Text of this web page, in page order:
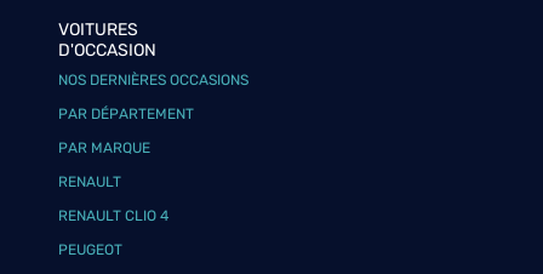
VOITURES
D'OCCASION
NOS DERNIÈRES OCCASIONS
PAR DÉPARTEMENT
PAR MARQUE
RENAULT
RENAULT CLIO 4
PEUGEOT